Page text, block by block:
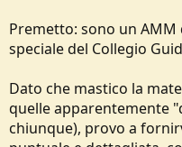
Premetto: sono un
speciale del Collegio
Dato che mastico la
quelle apparentemente
chiunque), provo a